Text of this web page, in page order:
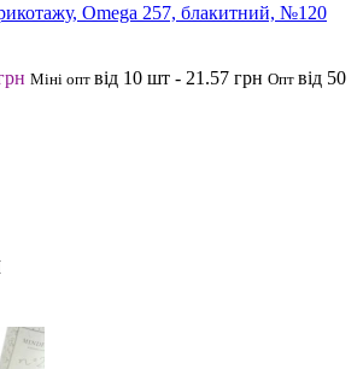
Omega 257, блакитний, №120
Міні опт від 10 шт - 21.57 грн Опт від 50